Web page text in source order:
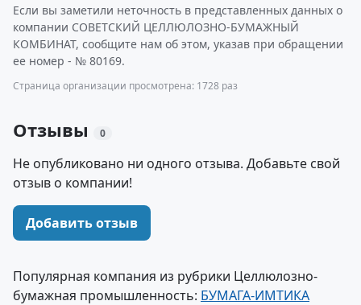
Если вы заметили неточность в представленных данных о
компании СОВЕТСКИЙ ЦЕЛЛЮЛОЗНО-БУМАЖНЫЙ
КОМБИНАТ, сообщите нам об этом, указав при обращении
ее номер - № 80169.
Страница организации просмотрена: 1728 раз
Отзывы 0
Не опубликовано ни одного отзыва. Добавьте свой
отзыв о компании!
Добавить отзыв
Популярная компания из рубрики Целлюлозно-
бумажная промышленность: БУМАГА-ИМТИКА